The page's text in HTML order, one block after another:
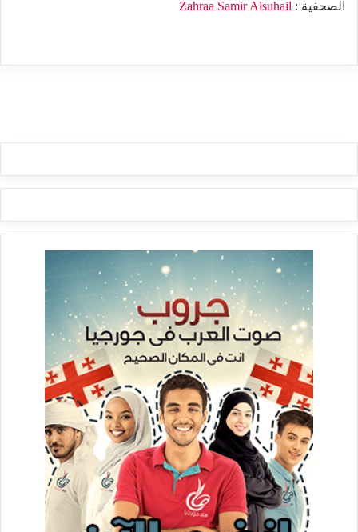
الصحفية :